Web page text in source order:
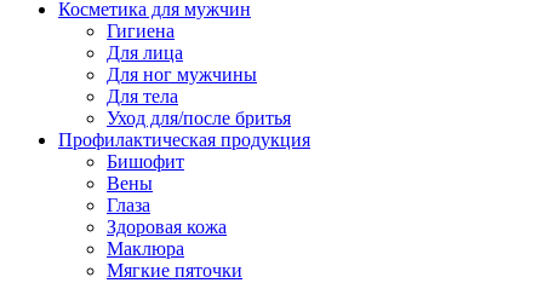
Косметика для мужчин
Гигиена
Для лица
Для ног мужчины
Для тела
Уход для/после бритья
Профилактическая продукция
Бишофит
Вены
Глаза
Здоровая кожа
Маклюра
Мягкие пяточки